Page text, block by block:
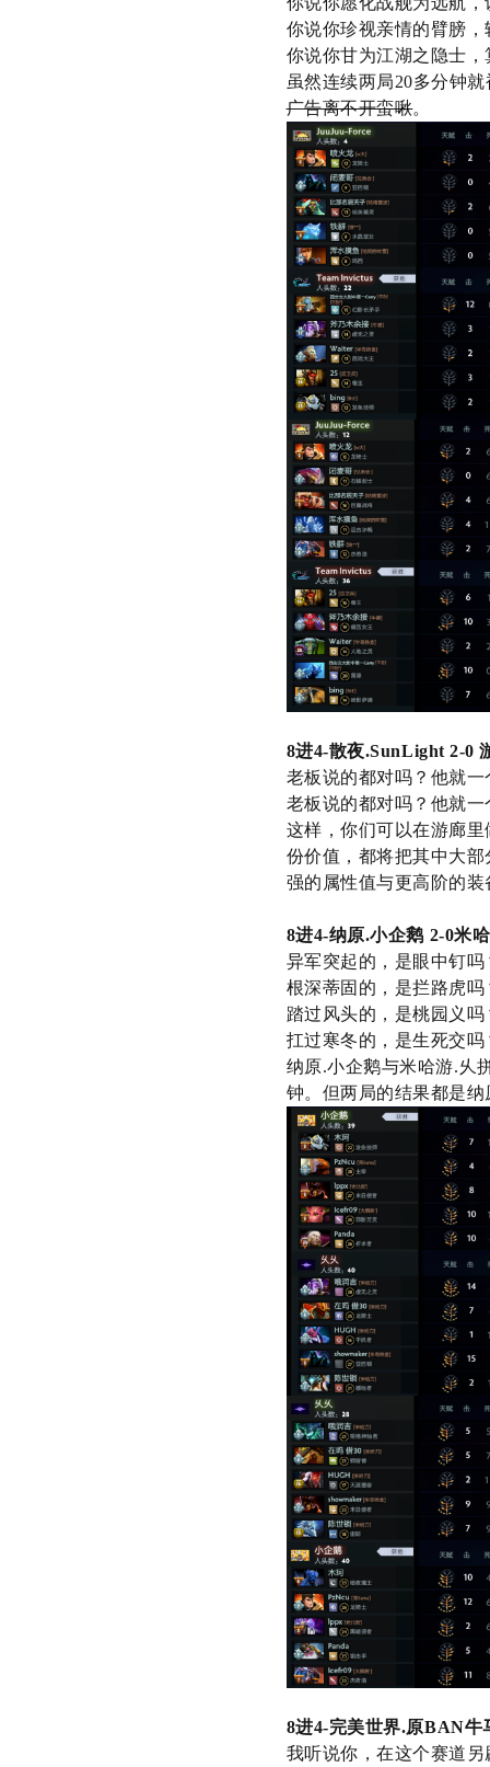
你说你珍视亲情的臂膀
你说你甘为江湖之隐士
虽然连续两局20多分钟
广告离不开蛮啾。
8进4-散夜.SunLight 2-0
老板说的都对吗？他就
老板说的都对吗？他就
这样，你们可以在游廊
份价值，都将把其中大
强的属性值与更高阶的
8进4-纳原.小企鹅 2-0米
异军突起的，是眼中钉吗
根深蒂固的，是拦路虎吗
踏过风头的，是桃园义吗
扛过寒冬的，是生死交吗
纳原.小企鹅与米哈游.乆
钟。但两局的结果都是纳
8进4-完美世界.原BAN牛
我听说你，在这个赛道另